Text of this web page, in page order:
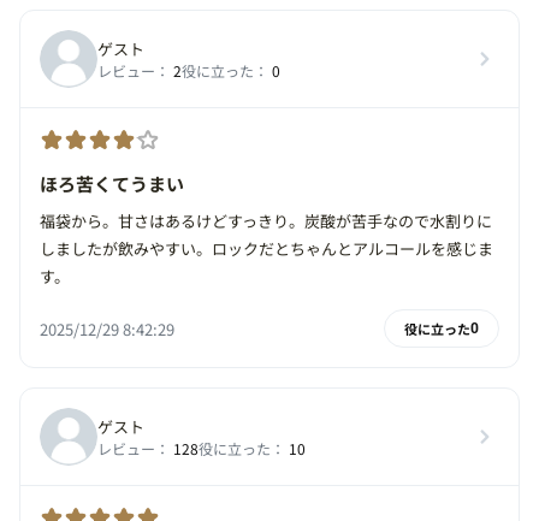
ゲスト
レビュー： 2役に立った： 0
ほろ苦くてうまい
福袋から。甘さはあるけどすっきり。炭酸が苦手なので水割りに
しましたが飲みやすい。ロックだとちゃんとアルコールを感じま
す。
2025/12/29 8:42:29 役に立った0
ゲスト
レビュー： 128役に立った： 10